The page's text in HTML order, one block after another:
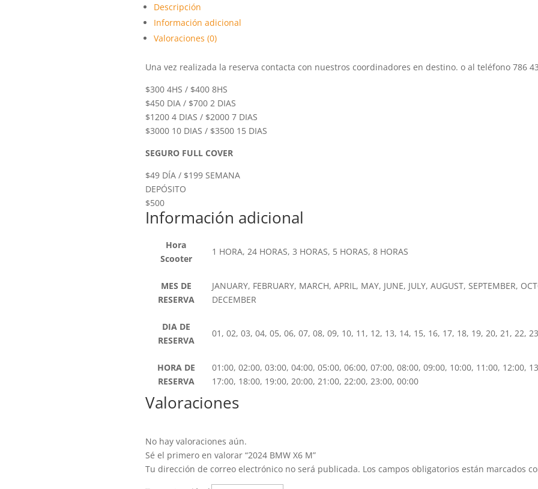
Descripción
Información adicional
Valoraciones (0)
Una vez realizada la reserva contacta con nuestros coordinadores en destino. o al teléfono 786
$300 4HS / $400 8HS
$450 DIA / $700 2 DIAS
$1200 4 DIAS / $2000 7 DIAS
$3000 10 DIAS / $3500 15 DIAS
SEGURO FULL COVER
$49 DÍA / $199 SEMANA
DEPÓSITO
$500
Información adicional
Hora
Scooter
1 HORA, 24 HORAS, 3 HORAS, 5 HORAS, 8 HORAS
MES DE
RESERVA
JANUARY, FEBRUARY, MARCH, APRIL, MAY, JUNE, JULY, AUGUST, SEPTEMBER,
DECEMBER
DIA DE
RESERVA
01, 02, 03, 04, 05, 06, 07, 08, 09, 10, 11, 12, 13, 14, 15, 16, 17, 18, 19, 20, 21, 22,
HORA DE
RESERVA
01:00, 02:00, 03:00, 04:00, 05:00, 06:00, 07:00, 08:00, 09:00, 10:00, 11:00, 12:00,
17:00, 18:00, 19:00, 20:00, 21:00, 22:00, 23:00, 00:00
Valoraciones
No hay valoraciones aún.
Sé el primero en valorar “2024 BMW X6 M”
Tu dirección de correo electrónico no será publicada. Los campos obligatorios están marcados